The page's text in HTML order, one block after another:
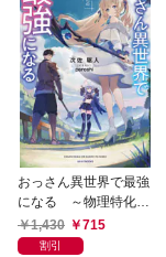
おっさん異世界で最強
になる ～物理特化の
覚醒者～
1,430 715
割引